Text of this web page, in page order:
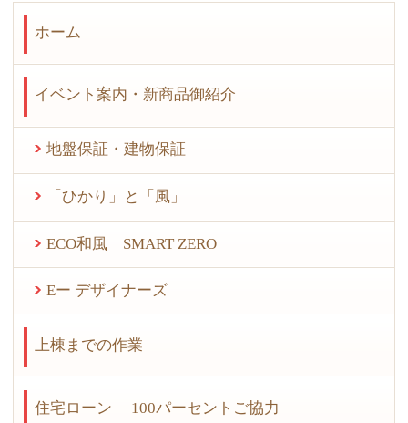
ホーム
イベント案内・新商品御紹介
地盤保証・建物保証
「ひかり」と「風」
ECO和風 SMART ZERO
Eー デザイナーズ
上棟までの作業
住宅ローン 100パーセントご協力